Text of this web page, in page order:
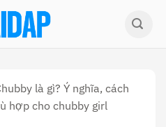
là gì? Ý nghĩa, cách
hợp cho chubby girl